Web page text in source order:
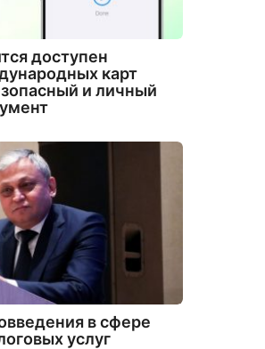
доступен
карт
и личный
в сфере
услуг